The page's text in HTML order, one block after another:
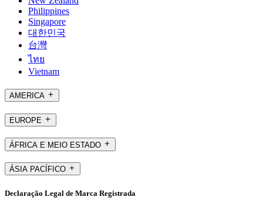
Philippines
Singapore
대한민국
台灣
ไทย
Vietnam
AMERICA
EUROPE
ÁFRICA E MEIO ESTADO
ÁSIA PACÍFICO
Declaração Legal de Marca Registrada